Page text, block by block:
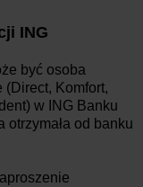
ING
być osoba
(Direct, Komfort,
w ING Banku
otrzymała od banku